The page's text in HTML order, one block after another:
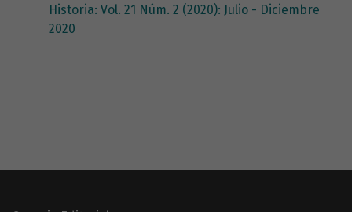
Historia: Vol. 21 Núm. 2 (2020): Julio - Diciembre
2020